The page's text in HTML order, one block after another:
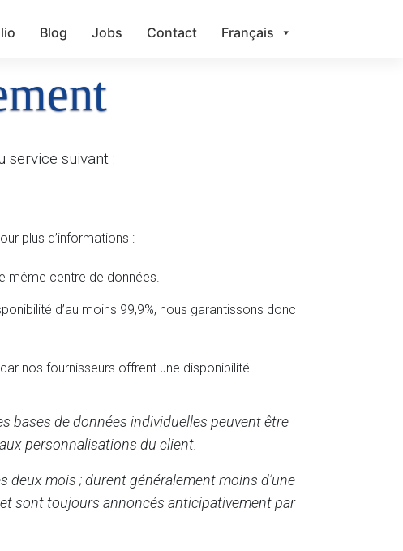
Blog Jobs Contact Français
service suivant :
plus d’informations :
même centre de données.
d’au moins 99,9%, nous garantissons donc
nos fournisseurs offrent une disponibilité
bases de données individuelles peuvent être
personnalisations du client.
mois ; durent généralement moins d’une
sont toujours annoncés anticipativement par